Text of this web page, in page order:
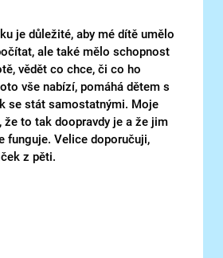
je důležité, aby mé dítě umělo
ale také mělo schopnost
vědět co chce, či co ho
vše nabízí, pomáhá dětem s
se stát samostatnými. Moje
že to tak doopravdy je a že jim
funguje. Velice doporučuji,
z pěti.